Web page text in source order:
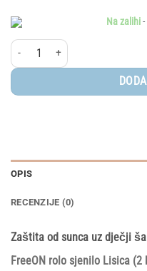
Na zalihi
FreeON® Rolo sjenilo Lisica (2
OPIS
RECENZIJE (0)
Zaštita od sunca uz dječji
FreeON rolo sjenilo Lisica (2